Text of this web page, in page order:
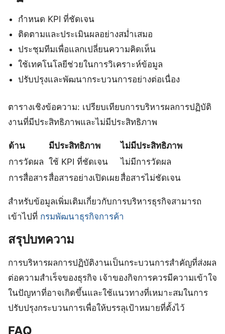
กำหนด KPI ที่ชัดเจน
ติดตามและประเมินผลอย่างสม่ำเสมอ
ประชุมทีมเพื่อแลกเปลี่ยนความคิดเห็น
ใช้เทคโนโลยีช่วยในการวิเคราะห์ข้อมูล
ปรับปรุงและพัฒนากระบวนการอย่างต่อเนื่อง
ตารางเชิงข้อความ: เปรียบเทียบการบริหารผลการปฏิบัติ
งานที่มีประสิทธิภาพและไม่มีประสิทธิภาพ
ด้าน มีประสิทธิภาพ
ไม่มีประสิทธิภาพ
การวัดผล ใช้ KPI ที่ชัดเจน
ไม่มีการวัดผล
การสื่อสารสื่อสารอย่างเปิดเผย สื่อสารไม่ชัดเจน
สำหรับข้อมูลเพิ่มเติมเกี่ยวกับการบริหารธุรกิจสามารถ
เข้าไปที่ กรมพัฒนาธุรกิจการค้า
สรุปบทความ
การบริหารผลการปฏิบัติงานเป็นกระบวนการสำคัญที่ส่งผล
ต่อความสำเร็จของธุรกิจ เจ้าของกิจการควรมีความเข้าใจ
ในปัญหาที่อาจเกิดขึ้นและใช้แนวทางที่เหมาะสมในการ
ปรับปรุงกระบวนการเพื่อให้บรรลุเป้าหมายที่ตั้งไว้
FAQ